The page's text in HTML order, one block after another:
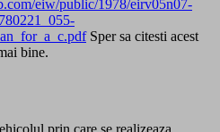
eiw/public/1978/eirv05n07-
Sper sa citesti acest
bine.
prin care se realizeaza